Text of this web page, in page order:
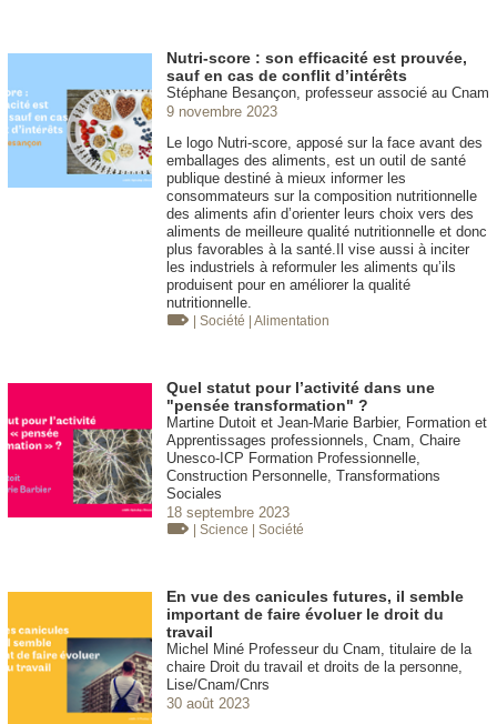
Nutri-score : son efficacité est prouvée,
sauf en cas de conflit d’intérêts
Stéphane Besançon, professeur associé au Cnam
9 novembre 2023
Le logo Nutri-score, apposé sur la face avant des
emballages des aliments, est un outil de santé
publique destiné à mieux informer les
consommateurs sur la composition nutritionnelle
des aliments afin d’orienter leurs choix vers des
aliments de meilleure qualité nutritionnelle et donc
plus favorables à la santé.Il vise aussi à inciter
les industriels à reformuler les aliments qu’ils
produisent pour en améliorer la qualité
nutritionnelle.
| Société | Alimentation
Quel statut pour l’activité dans une
"pensée transformation" ?
Martine Dutoit et Jean-Marie Barbier, Formation et
Apprentissages professionnels, Cnam, Chaire
Unesco-ICP Formation Professionnelle,
Construction Personnelle, Transformations
Sociales
18 septembre 2023
| Science | Société
En vue des canicules futures, il semble
important de faire évoluer le droit du
travail
Michel Miné Professeur du Cnam, titulaire de la
chaire Droit du travail et droits de la personne,
Lise/Cnam/Cnrs
30 août 2023